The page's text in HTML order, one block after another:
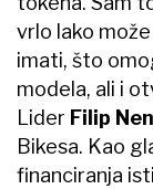
vrlo lako
imati, što
modela, ali i
Lider Filip
Bikesa. Kao
financiranja